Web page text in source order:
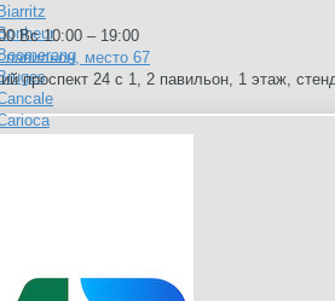
Biarritz
East Village
Вс 10:00 – 19:00
место 67
проспект 24 с 1, 2 павильон, 1 этаж,